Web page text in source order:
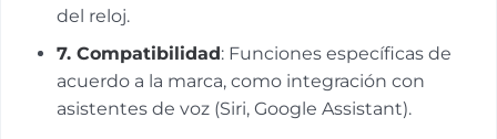
del reloj.
7. Compatibilidad: Funciones específicas de
acuerdo a la marca, como integración con
asistentes de voz (Siri, Google Assistant).